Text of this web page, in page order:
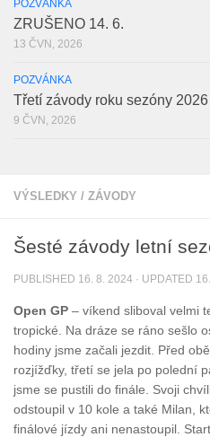
VÝSLEDKY / ZÁVODY
Šesté závody letní
PUBLISHED 16. 8. 2024 · UPDATED
Open GP – víkend sliboval velmi
tropické. Na dráze se ráno sešlo
hodiny jsme začali jezdit. Před
rozjížďky, třetí se jela po polední
jsme se pustili do finále. Svoji
odstoupil v 10 kole a také Milan,
finálové jízdy ani nenastoupil.
POZVÁNKA
ZRUŠENO 14. 6.
13 ČVN, 2026
POZVÁNKA
Třetí závody roku sezóny 2026
9 ČVN, 2026